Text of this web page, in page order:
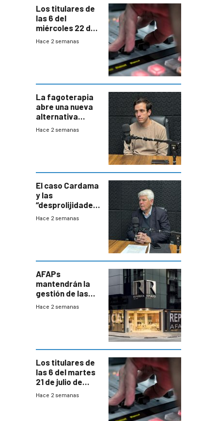
Los titulares de
las 6 del
miércoles 22 de
julio de 2026
Hace 2 semanas
La fagoterapia
abre una nueva
alternativa
contra bacterias
innovadora
Hace 2 semanas
El caso Cardama
y las
“desprolijidades”
que la
Hace 2 semanas
AFAPs
mantendrán la
gestión de las
cuentas
Hace 2 semanas
Los titulares de
las 6 del martes
21 de julio de
2026
Hace 2 semanas